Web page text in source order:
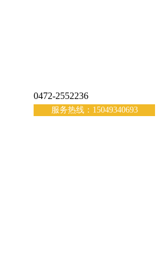
0472-2552236
服务热线：15049340693